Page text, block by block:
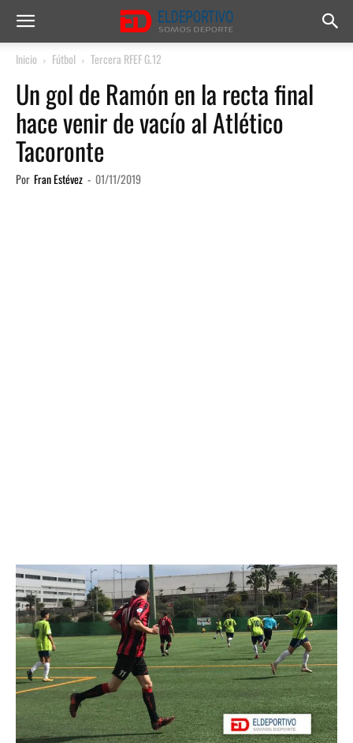
Inicio Fútbol Tercera RFEF G.12
Un gol de Ramón en la recta final
hace venir de vacío al Atlético
Tacoronte
Por Fran Estévez - 01/11/2019